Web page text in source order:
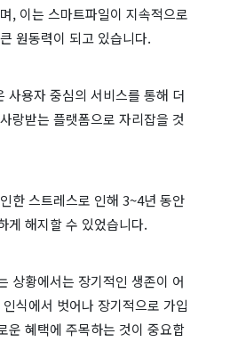
, 이는 스마트파일이 지속적으로
원동력이 되고 있습니다.
사용자 중심의 서비스를 통해 더
랑받는 플랫폼으로 자리잡을 것
한 스트레스로 인해 3~4년 동안
게 해지할 수 있었습니다.
상황에서는 장기적인 생존이 어
식에서 벗어나 장기적으로 가입
운 혜택에 주목하는 것이 중요합